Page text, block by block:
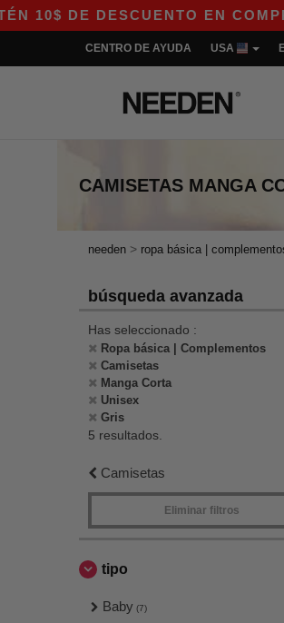
DE DESCUENTO EN
CENTRO DE AYUDA USA
CAMISETAS MANGA
needen > ropa básica |
búsqueda avanzada
Has seleccionado :
Ropa básica | Complementos
Camisetas
Manga Corta
Unisex
Gris
5 resultados.
Camisetas
Eliminar filtros
tipo
Baby (7)